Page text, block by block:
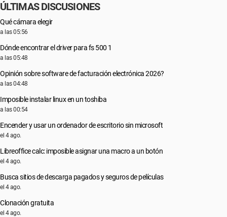
ÚLTIMAS DISCUSIONES
Qué cámara elegir
a las 05:56
Dónde encontrar el driver para fs 500 1
a las 05:48
Opinión sobre software de facturación electrónica 2026?
a las 04:48
Imposible instalar linux en un toshiba
a las 00:54
Encender y usar un ordenador de escritorio sin microsoft
el 4 ago.
Libreoffice calc: imposible asignar una macro a un botón
el 4 ago.
Busca sitios de descarga pagados y seguros de películas
el 4 ago.
Clonación gratuita
el 4 ago.